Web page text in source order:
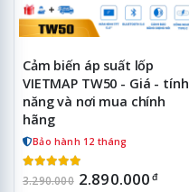
Cảm biến áp suất lốp
VIETMAP TW50 - Giá - tính
năng và nơi mua chính
hãng
Bảo hành 12 tháng
3.290.000 2.890.000 đ